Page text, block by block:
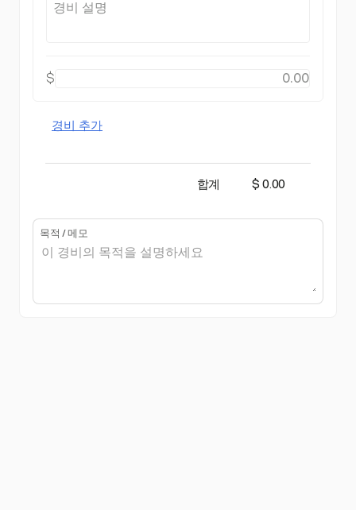
$
경비 추가
합계 $ 0.00
목적 / 메모